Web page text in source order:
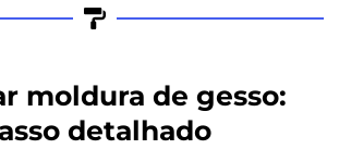
moldura de gesso:
detalhado